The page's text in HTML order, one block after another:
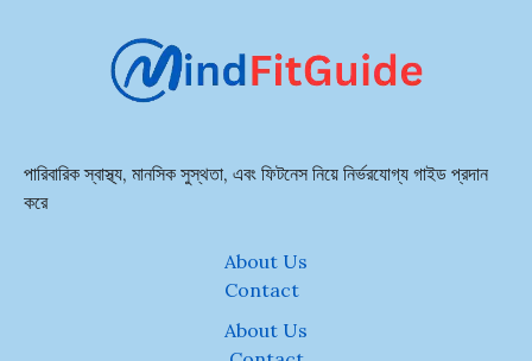
পারিবারিক স্বাস্থ্য, মানসিক সুস্থতা, এবং ফিটনেস নিয়ে নির্ভরযোগ্য গাইড প্রদান
করে
About Us
Contact
About Us